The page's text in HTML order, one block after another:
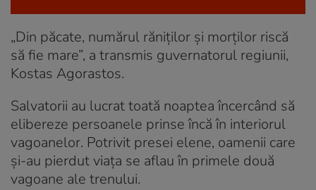
„Din păcate, numărul răniţilor şi morţilor riscă
să fie mare”, a transmis guvernatorul regiunii,
Kostas Agorastos.
Salvatorii au lucrat toată noaptea încercând să
elibereze persoanele prinse încă în interiorul
vagoanelor. Potrivit presei elene, oamenii care
și-au pierdut viața se aflau în primele două
vagoane ale trenului.